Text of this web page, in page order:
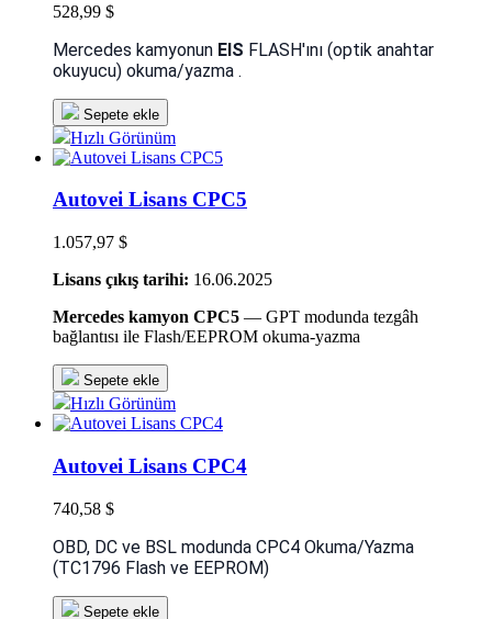
528,99 $
Mercedes kamyonun EIS FLASH'ını (optik anahtar
okuyucu) okuma/yazma .
Sepete ekle
Hızlı Görünüm
Autovei Lisans CPC5
1.057,97 $
Lisans çıkış tarihi: 16.06.2025
Mercedes kamyon CPC5 — GPT modunda tezgâh
bağlantısı ile Flash/EEPROM okuma-yazma
Sepete ekle
Hızlı Görünüm
Autovei Lisans CPC4
740,58 $
OBD, DC ve BSL modunda CPC4 Okuma/Yazma
(TC1796 Flash ve EEPROM)
Sepete ekle